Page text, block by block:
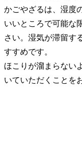
かごやざるは、湿度
いいところで可能な
さい。湿気が滞留す
すすめです。
ほこりが溜まらない
いていただくことを